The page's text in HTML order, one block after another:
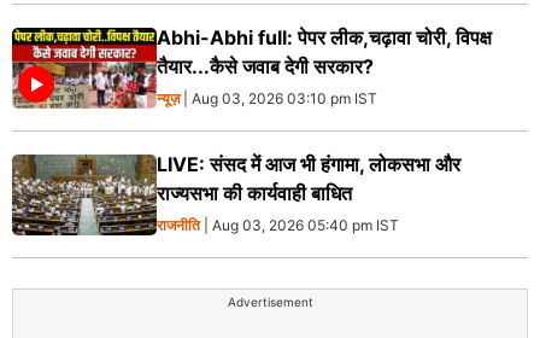
Abhi-Abhi full: पेपर लीक,चढ़ावा चोरी, विपक्ष
तैयार...कैसे जवाब देगी सरकार?
न्यूज़| Aug 03, 2026 03:10 pm IST
LIVE: संसद में आज भी हंगामा, लोकसभा और
राज्यसभा की कार्यवाही बाधित
राजनीति| Aug 03, 2026 05:40 pm IST
Advertisement